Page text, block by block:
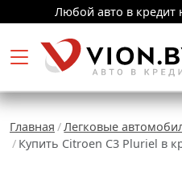
Любой авто в кредит
Главная Легковые
Купить Citroen C3 Pluriel в